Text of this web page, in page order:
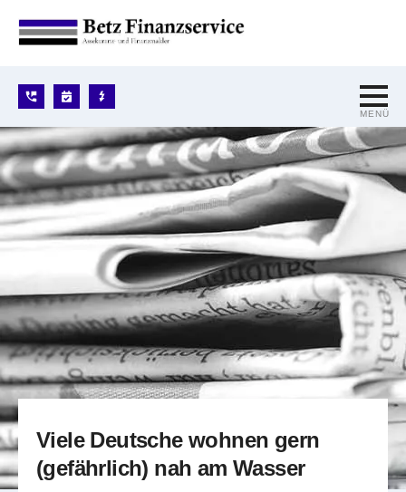
Viele Deutsche wohnen gern
(gefährlich) nah am Wasser